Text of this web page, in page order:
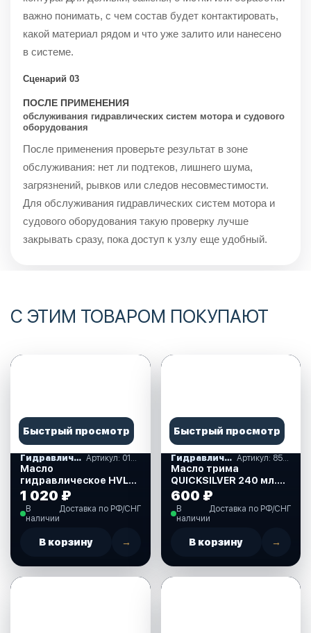
важно понимать, с чем состав будет контактировать,
какой материал рядом и что уже залито или нанесено
в системе.
Сценарий 03
ПОСЛЕ ПРИМЕНЕНИЯ
обслуживания гидравлических систем мотора и судового
оборудования
После применения проверьте результат в зоне
обслуживания: нет ли подтеков, лишнего шума,
загрязнений, рывков или следов несовместимости.
Для обслуживания гидравлических систем мотора и
судового оборудования такую проверку лучше
закрывать сразу, пока доступ к узлу еще удобный.
С ЭТИМ ТОВАРОМ ПОКУПАЮТ
Быстрый просмотр
Гидравлические масла
Масло
гидравлическое HVLP-
15, 1л(010790T)
1 020 ₽
В
наличии
Доставка по РФ/СНГ
В корзину →
Быстрый просмотр
Гидравлические масла Артикул: 858074QB1
Масло трима
QUICKSILVER 240 мл.
(858074QB1)
600 ₽
В
наличии
Доставка по РФ/СНГ
В корзину →